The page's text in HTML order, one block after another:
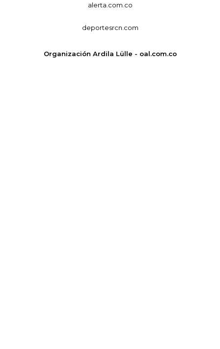
alerta.com.co
deportesrcn.com
Organización Ardila Lülle - oal.com.co